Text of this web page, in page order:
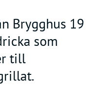
Brygghus 19
som
till